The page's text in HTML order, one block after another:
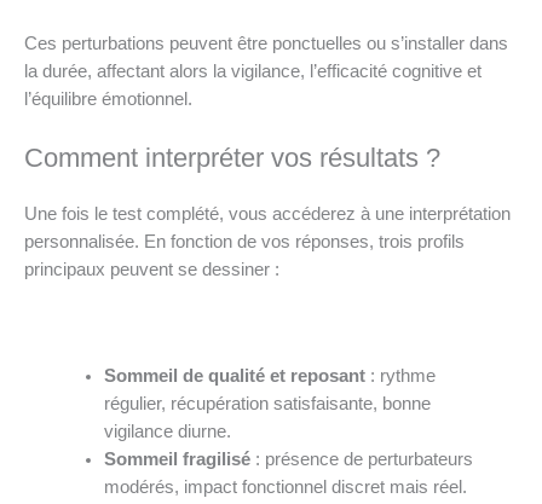
Ces perturbations peuvent être ponctuelles ou s’installer dans
la durée, affectant alors la vigilance, l’efficacité cognitive et
l’équilibre émotionnel.
Comment interpréter vos résultats ?
Une fois le test complété, vous accéderez à une interprétation
personnalisée. En fonction de vos réponses, trois profils
principaux peuvent se dessiner :
Sommeil de qualité et reposant: rythme
régulier, récupération satisfaisante, bonne
vigilance diurne.
Sommeil fragilisé: présence de perturbateurs
modérés, impact fonctionnel discret mais réel.